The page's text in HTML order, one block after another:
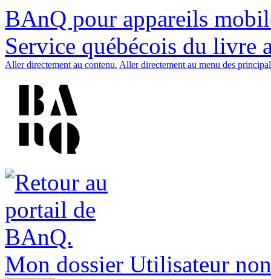
BAnQ pour appareils
Service québécois du livre
Aller directement au contenu. Aller directement au menu des
Mon dossier Utilisateur